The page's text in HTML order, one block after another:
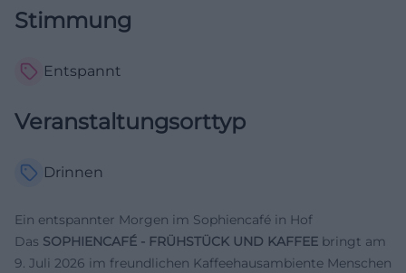
Stimmung
Entspannt
Veranstaltungsorttyp
Drinnen
Ein entspannter Morgen im Sophiencafé in Hof
Das SOPHIENCAFÉ - FRÜHSTÜCK UND KAFFEE bringt am
9. Juli 2026 im freundlichen Kaffeehausambiente Menschen